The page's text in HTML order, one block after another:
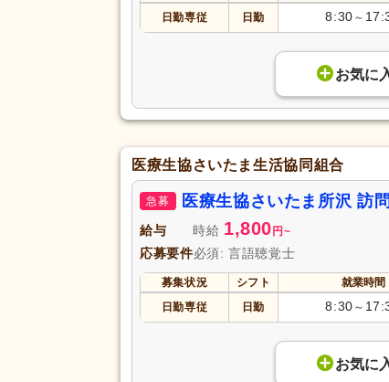
日勤専従
日勤 8:30 ～
お気に
医療生協さいたま生活協同組合
急募 医療生協さいたま所沢 訪
給与 時給 1,800 円 ~
応募要件必須: 言語聴覚士
募集状況 シフト 就業時間
日勤専従
日勤 8:30 ～
お気に